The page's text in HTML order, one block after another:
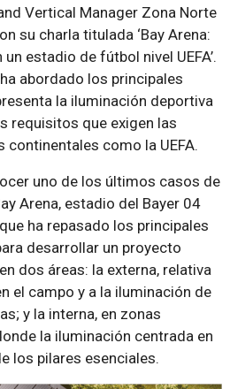
Vertical Manager Zona Norte
su charla titulada ‘Bay Arena:
estadio de fútbol nivel UEFA’.
abordado los principales
la iluminación deportiva
requisitos que exigen las
como la UEFA.
uno de los últimos casos de
Arena, estadio del Bayer 04
ha repasado los principales
desarrollar un proyecto
dos áreas: la externa, relativa
el campo y a la iluminación de
y la interna, en zonas
la iluminación centrada en
los pilares esenciales.